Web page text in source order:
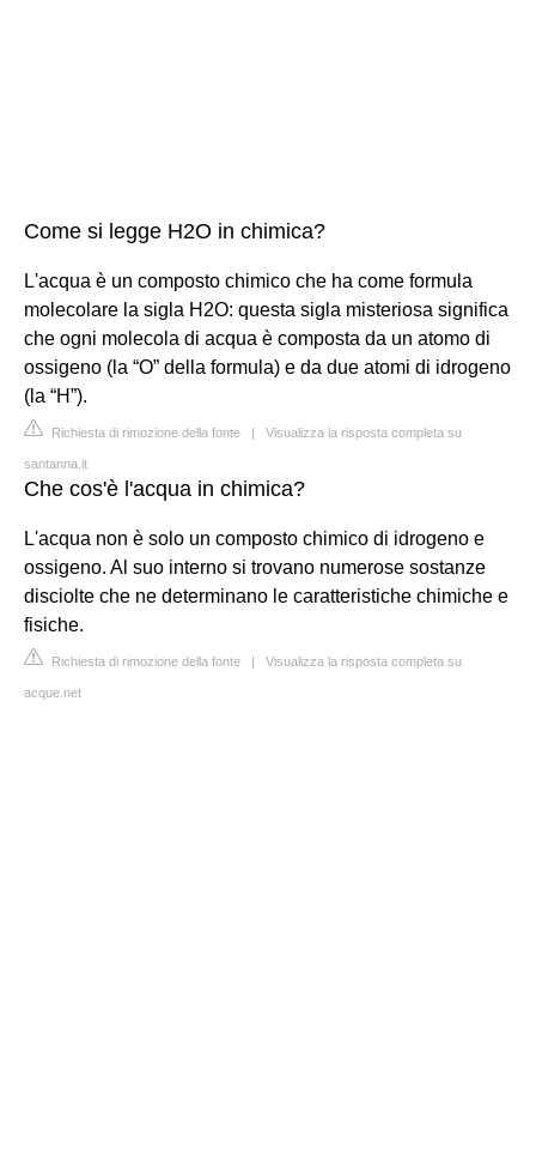
Come si legge H2O in chimica?
L'acqua è un composto chimico che ha come formula
molecolare la sigla H2O: questa sigla misteriosa significa
che ogni molecola di acqua è composta da un atomo di
ossigeno (la “O” della formula) e da due atomi di idrogeno
(la “H”).
Richiesta di rimozione della fonte | Visualizza la risposta completa su
santanna.it
Che cos'è l'acqua in chimica?
L'acqua non è solo un composto chimico di idrogeno e
ossigeno. Al suo interno si trovano numerose sostanze
disciolte che ne determinano le caratteristiche chimiche e
fisiche.
Richiesta di rimozione della fonte | Visualizza la risposta completa su
acque.net